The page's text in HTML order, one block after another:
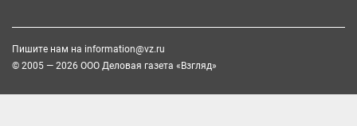
Пишите нам на information@vz.ru
© 2005 — 2026 ООО Деловая газета «Взгляд»